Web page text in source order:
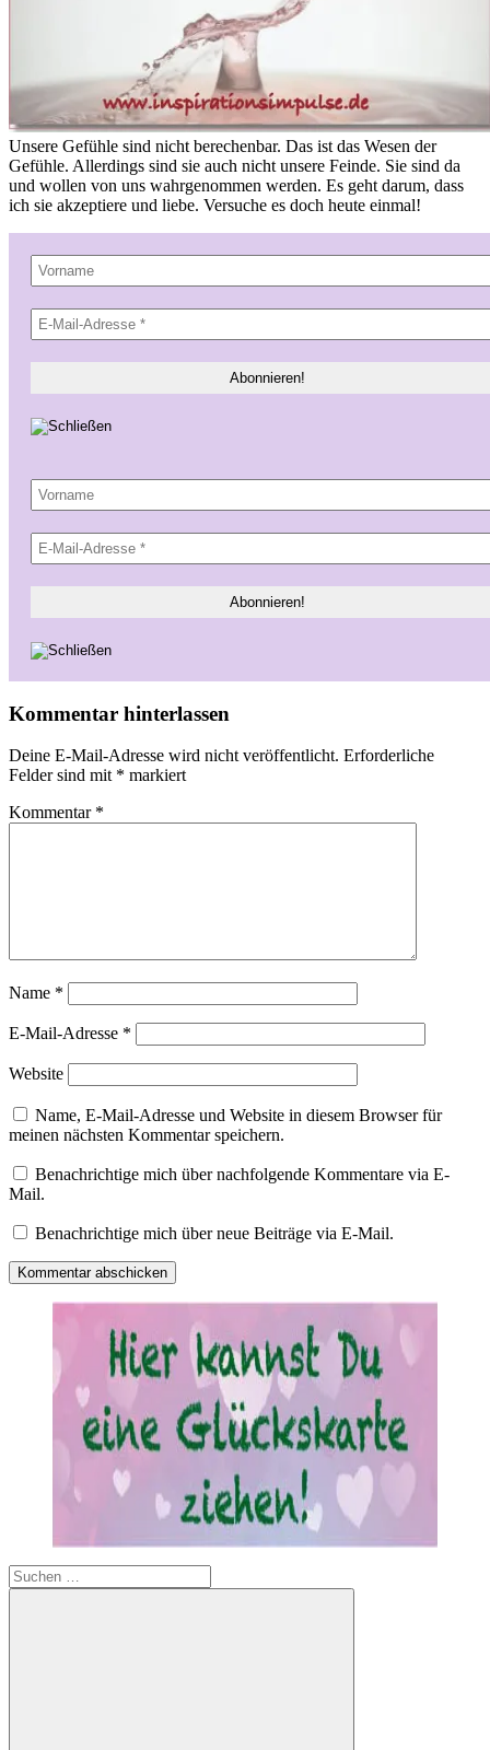
Unsere Gefühle sind nicht berechenbar. Das ist das Wesen der
Gefühle. Allerdings sind sie auch nicht unsere Feinde. Sie sind da
und wollen von uns wahrgenommen werden. Es geht darum, dass
ich sie akzeptiere und liebe. Versuche es doch heute einmal!
Kommentar hinterlassen
Deine E-Mail-Adresse wird nicht veröffentlicht. Erforderliche
Felder sind mit * markiert
Kommentar *
Name *
E-Mail-Adresse *
Website
Name, E-Mail-Adresse und Website in diesem Browser für
meinen nächsten Kommentar speichern.
Benachrichtige mich über nachfolgende Kommentare via E-
Mail.
Benachrichtige mich über neue Beiträge via E-Mail.
Suchen
nach: